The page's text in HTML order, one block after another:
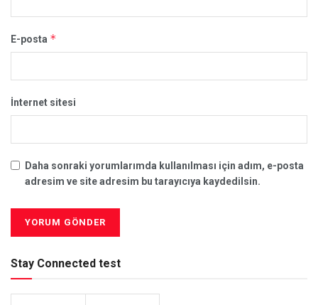
E-posta *
İnternet sitesi
Daha sonraki yorumlarımda kullanılması için adım, e-posta
adresim ve site adresim bu tarayıcıya kaydedilsin.
Stay Connected test